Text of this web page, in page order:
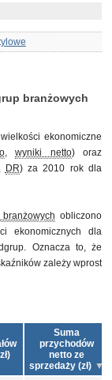
branżowych
ekonomiczne
, wyniki netto) oraz
DR) za 2010 rok dla
obliczono
ekonomicznych dla
Oznacza to, że
zależy wprost
Suma
przychodów
netto ze
sprzedaży (zł)